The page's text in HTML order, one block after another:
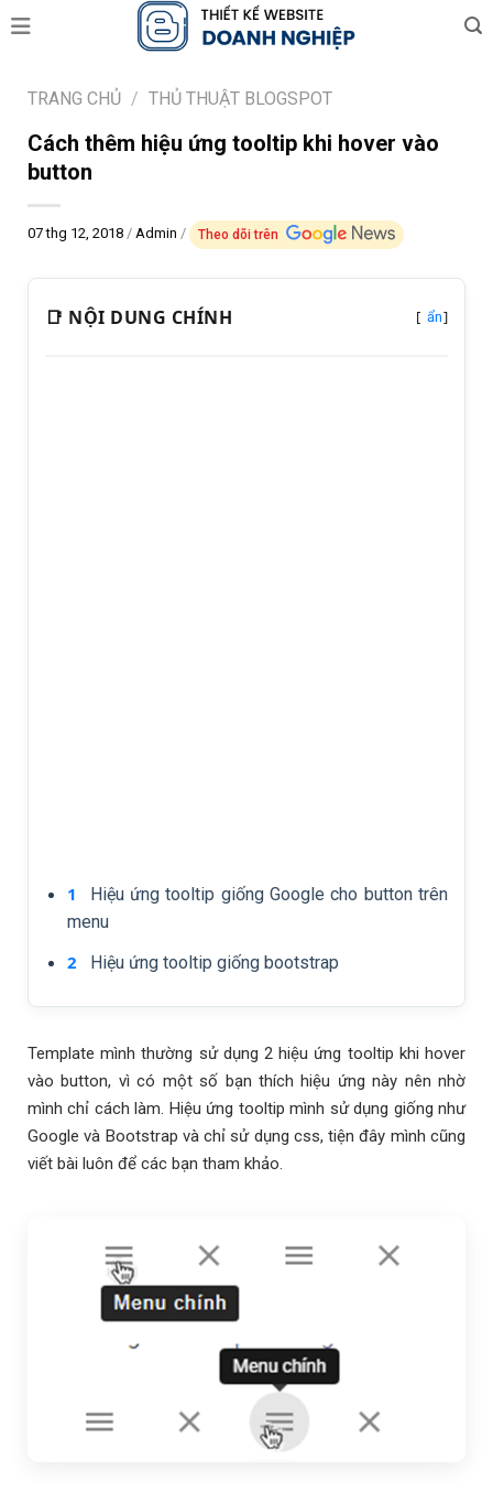
Skip
to
TRANG CHỦ / THỦ THUẬT BLOGSPOT
Cách thêm hiệu ứng tooltip khi hover vào
button
07 thg 12, 2018 / Admin / Theo dõi trên
📑 NỘI DUNG CHÍNH [ ẩn]
Hiệu ứng tooltip giống Google cho button trên
menu
Hiệu ứng tooltip giống bootstrap
Template mình thường sử dụng 2 hiệu ứng tooltip khi hover
vào button, vì có một số bạn thích hiệu ứng này nên nhờ
mình chỉ cách làm. Hiệu ứng tooltip mình sử dụng giống như
Google và Bootstrap và chỉ sử dụng css, tiện đây mình cũng
viết bài luôn để các bạn tham khảo.